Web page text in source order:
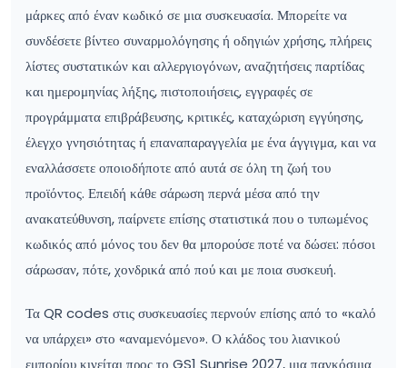
μάρκες από έναν κωδικό σε μια συσκευασία. Μπορείτε να
συνδέσετε βίντεο συναρμολόγησης ή οδηγιών χρήσης, πλήρεις
λίστες συστατικών και αλλεργιογόνων, αναζητήσεις παρτίδας
και ημερομηνίας λήξης, πιστοποιήσεις, εγγραφές σε
προγράμματα επιβράβευσης, κριτικές, καταχώριση εγγύησης,
έλεγχο γνησιότητας ή επαναπαραγγελία με ένα άγγιγμα, και να
εναλλάσσετε οποιοδήποτε από αυτά σε όλη τη ζωή του
προϊόντος. Επειδή κάθε σάρωση περνά μέσα από την
ανακατεύθυνση, παίρνετε επίσης στατιστικά που ο τυπωμένος
κωδικός από μόνος του δεν θα μπορούσε ποτέ να δώσει: πόσοι
σάρωσαν, πότε, χονδρικά από πού και με ποια συσκευή.
Τα QR codes στις συσκευασίες περνούν επίσης από το «καλό
να υπάρχει» στο «αναμενόμενο». Ο κλάδος του λιανικού
εμπορίου κινείται προς το GS1 Sunrise 2027, μια παγκόσμια